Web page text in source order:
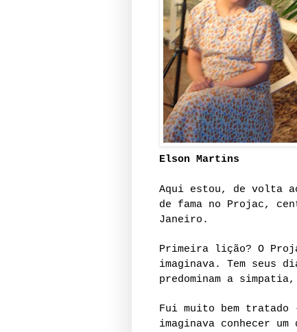
Elson Martins
Aqui estou, de volta
de fama no Projac,
Janeiro.
Primeira lição? O
imaginava. Tem seus
predominam a
Fui muito bem
imaginava conhecer